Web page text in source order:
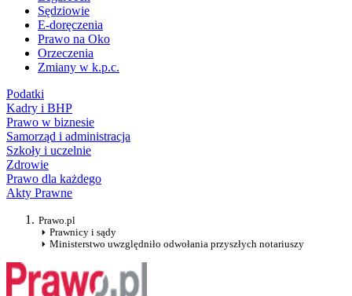
Sędziowie
E-doręczenia
Prawo na Oko
Orzeczenia
Zmiany w k.p.c.
Podatki
Kadry i BHP
Prawo w biznesie
Samorząd i administracja
Szkoły i uczelnie
Zdrowie
Prawo dla każdego
Akty Prawne
Prawo.pl
Prawnicy i sądy
Ministerstwo uwzględniło odwołania przyszłych notariuszy